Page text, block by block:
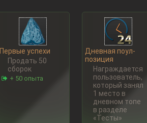
Первые успехи
Продать 50
сборок
+ 50 опыта
Дневная поул-
позиция
Награждается
пользователь,
который занял
1 место в
дневном топе
в разделе
«Тесты»